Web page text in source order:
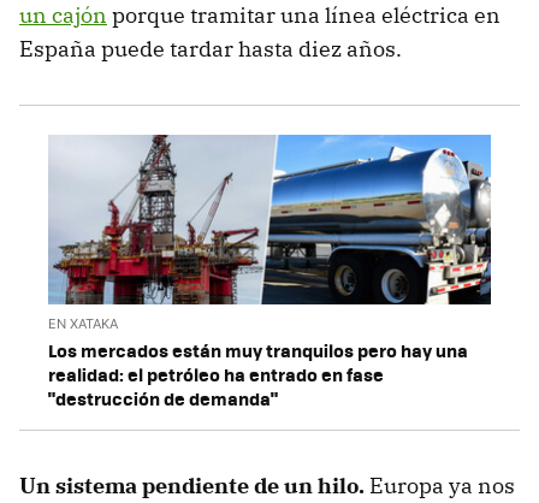
un cajón porque tramitar una línea eléctrica en
España puede tardar hasta diez años.
EN XATAKA
Los mercados están muy tranquilos pero hay una
realidad: el petróleo ha entrado en fase
"destrucción de demanda"
Un sistema pendiente de un hilo. Europa ya nos